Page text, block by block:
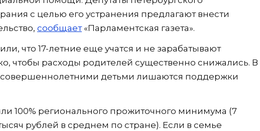
с целью его устранения предлагают внести
сообщает«Парламентская газета».
что 17-летние еще учатся и не зарабатывают
чтобы расходы родителей существенно снижались. В
детьми лишаются поддержки
100% регионального прожиточного минимума (7
рублей в среднем по стране). Если в семье